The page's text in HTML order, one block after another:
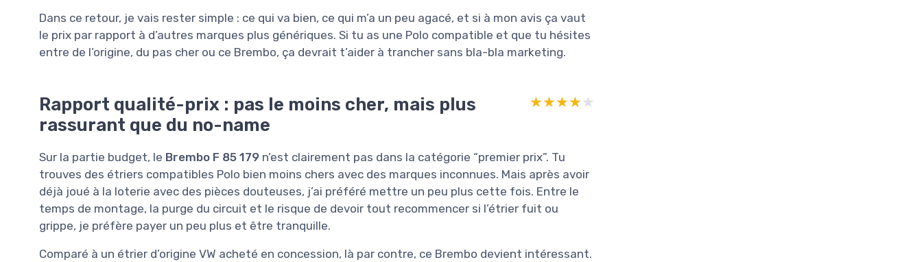
Dans ce retour, je vais rester simple : ce qui va bien, ce qui m’a un peu agacé, et si à mon avis ça vaut
le prix par rapport à d’autres marques plus génériques. Si tu as une Polo compatible et que tu hésites
entre de l’origine, du pas cher ou ce Brembo, ça devrait t’aider à trancher sans bla-bla marketing.
Rapport qualité-prix : pas le moins cher, mais plus
rassurant que du no-name
★★★★★
★★★★★
Sur la partie budget, le Brembo F 85 179 n’est clairement pas dans la catégorie “premier prix”. Tu
trouves des étriers compatibles Polo bien moins chers avec des marques inconnues. Mais après avoir
déjà joué à la loterie avec des pièces douteuses, j’ai préféré mettre un peu plus cette fois. Entre le
temps de montage, la purge du circuit et le risque de devoir tout recommencer si l’étrier fuit ou
grippe, je préfère payer un peu plus et être tranquille.
Comparé à un étrier d’origine VW acheté en concession, là par contre, ce Brembo devient intéressant.